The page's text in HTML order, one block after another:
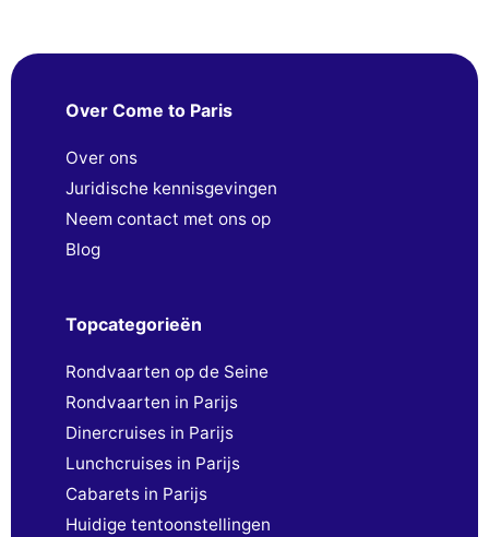
Over Come to Paris
Over ons
Juridische kennisgevingen
Neem contact met ons op
Blog
Topcategorieën
Rondvaarten op de Seine
Rondvaarten in Parijs
Dinercruises in Parijs
Lunchcruises in Parijs
Cabarets in Parijs
Huidige tentoonstellingen